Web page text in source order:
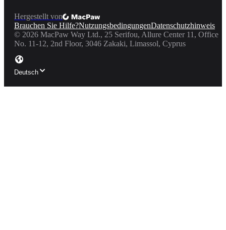
Hergestellt von
Brauchen Sie Hilfe?NutzungsbedingungenDatenschutzhinweis
© 2026 MacPaw Way Ltd., 25 Serifou, Allure Center 11, Office
No. 11-12, 2nd Floor, 3046 Zakaki, Limassol, Cyprus
Deutsch